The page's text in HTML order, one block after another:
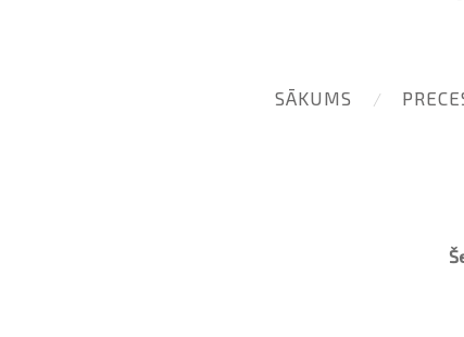
SĀKUMS